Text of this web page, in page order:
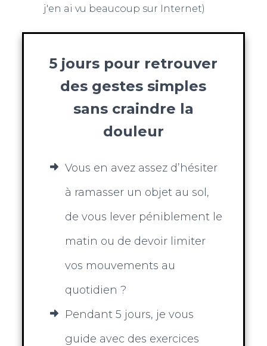
j'en ai vu beaucoup sur Internet)
5 jours pour retrouver
des gestes simples
sans craindre la
douleur
Vous en avez assez d’hésiter
à ramasser un objet au sol,
de vous lever péniblement le
matin ou de devoir limiter
vos mouvements au
quotidien ?
Pendant 5 jours, je vous
guide avec des exercices